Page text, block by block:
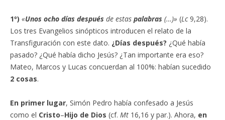
1º) «Unos ocho días después de estas palabras (…)» (Lc9,28).
Los tres Evangelios sinópticos introducen el relato de la
Transfiguración con este dato. ¿Días después? ¿Qué había
pasado? ¿Qué había dicho Jesús? ¿Tan importante era eso?
Mateo, Marcos y Lucas concuerdan al 100%: habían sucedido
2 cosas.
En primer lugar, Simón Pedro había confesado a Jesús
como el Cristo–Hijo de Dios (cf. Mt 16,16 y par.). Ahora, en